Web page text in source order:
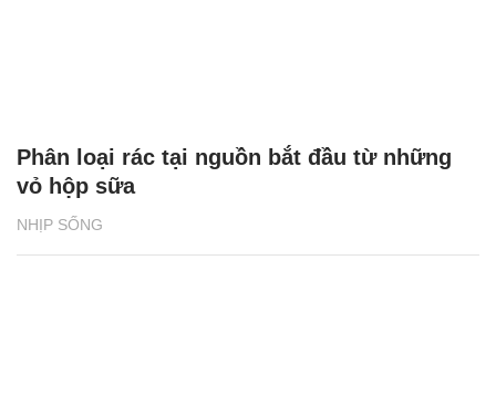
NHỊP SỐNG
Phân loại rác tại nguồn bắt đầu từ những
vỏ hộp sữa